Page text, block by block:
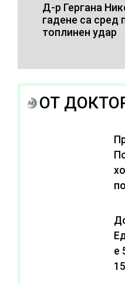
Д-р Гергана
гадене са сред
топлинен удар
ОТ
e